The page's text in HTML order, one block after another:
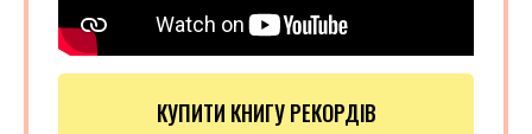
КУПИТИ КНИГУ РЕКОРДІВ